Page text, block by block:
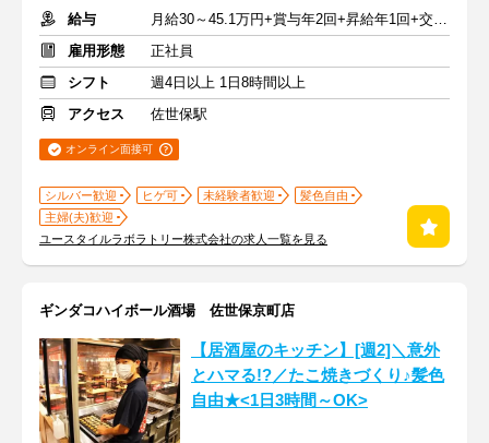
給与
月給30～45.1万円+賞与年2回+昇給年1回+交通費全額
雇用形態
正社員
シフト
週4日以上 1日8時間以上
アクセス
佐世保駅
オンライン面接可
シルバー歓迎 ヒゲ可 未経験者歓迎
髪色自由
主婦(夫)歓迎
ユースタイルラボラトリー株式会社の求人一覧を見る
ギンダコハイボール酒場 佐世保京町店
【居酒屋のキッチン】[週2]＼意外
とハマる!?／たこ焼きづくり♪髪色
自由★<1日3時間～OK>